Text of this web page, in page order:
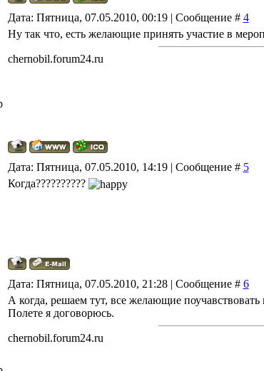
Дата: Пятница, 07.05.2010, 00:19 | Сообщение # 4
Ну так что, есть желающие принять участие в
chernobil.forum24.ru
Дата: Пятница, 07.05.2010, 14:19 | Сообщение # 5
Когда??????????
Дата: Пятница, 07.05.2010, 21:28 | Сообщение # 6
А когда, решаем тут, все желающие
Полете я договорюсь.
chernobil.forum24.ru